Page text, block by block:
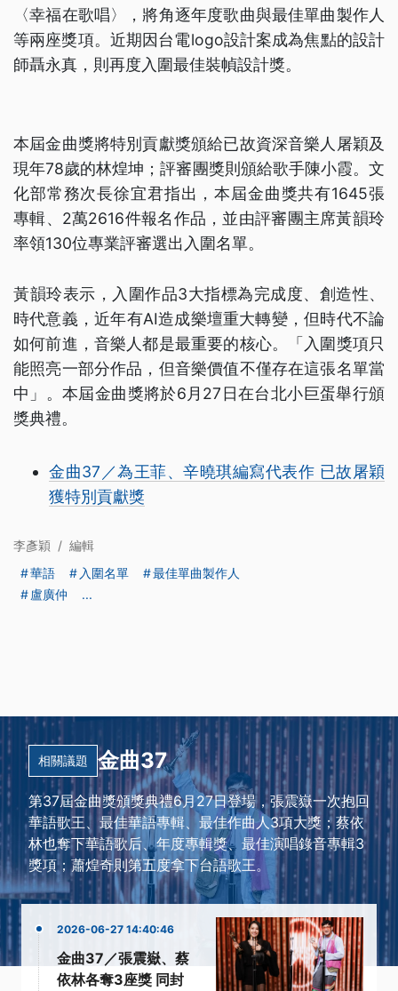
〈幸福在歌唱〉，將角逐年度歌曲與最佳單曲製作人
等兩座獎項。近期因台電logo設計案成為焦點的設計
師聶永真，則再度入圍最佳裝幀設計獎。
本屆金曲獎將特別貢獻獎頒給已故資深音樂人屠穎及
現年78歲的林煌坤；評審團獎則頒給歌手陳小霞。文
化部常務次長徐宜君指出，本屆金曲獎共有1645張
專輯、2萬2616件報名作品，並由評審團主席黃韻玲
率領130位專業評審選出入圍名單。
黃韻玲表示，入圍作品3大指標為完成度、創造性、
時代意義，近年有AI造成樂壇重大轉變，但時代不論
如何前進，音樂人都是最重要的核心。「入圍獎項只
能照亮一部分作品，但音樂價值不僅存在這張名單當
中」。本屆金曲獎將於6月27日在台北小巨蛋舉行頒
獎典禮。
金曲37／為王菲、辛曉琪編寫代表作 已故屠穎
獲特別貢獻獎
李彥穎 / 編輯
華語
入圍名單
最佳單曲製作人
盧廣仲
...
相關議題 金曲37
第37屆金曲獎頒獎典禮6月27日登場，張震嶽一次抱回
華語歌王、最佳華語專輯、最佳作曲人3項大獎；蔡依
林也奪下華語歌后、年度專輯獎、最佳演唱錄音專輯3
獎項；蕭煌奇則第五度拿下台語歌王。
2026-06-27 14:40:46
金曲37／張震嶽、蔡
依林各奪3座獎 同封